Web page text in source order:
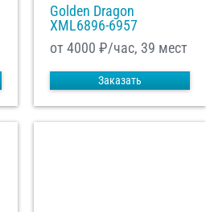
Golden Dragon
XML6896-6957
от 4000 ₽/час, 39 мест
Заказать